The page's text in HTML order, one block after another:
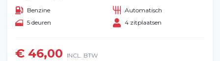
Benzine
Automatisch
5 deuren
4 zitplaatsen
€ 46,00 INCL. BTW